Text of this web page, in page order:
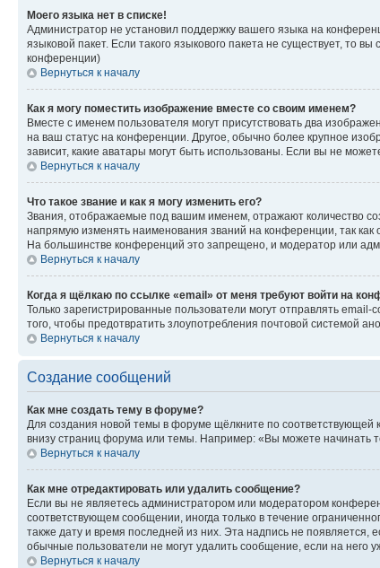
Моего языка нет в списке!
Администратор не установил поддержку вашего языка на
языковой пакет. Если такого языкового пакета не существует, то
конференции)
Вернуться к началу
Как я могу поместить изображение вместе со своим именем?
Вместе с именем пользователя могут присутствовать два
на ваш статус на конференции. Другое, обычно более крупное
зависит, какие аватары могут быть использованы. Если вы не
Вернуться к началу
Что такое звание и как я могу изменить его?
Звания, отображаемые под вашим именем, отражают количество
напрямую изменять наименования званий на конференции, так
На большинстве конференций это запрещено, и модератор или
Вернуться к началу
Когда я щёлкаю по ссылке «email» от меня требуют войти на
Только зарегистрированные пользователи могут отправлять
того, чтобы предотвратить злоупотребления почтовой системой
Вернуться к началу
Создание сообщений
Как мне создать тему в форуме?
Для создания новой темы в форуме щёлкните по соответствующей
внизу страниц форума или темы. Например: «Вы можете начинать
Вернуться к началу
Как мне отредактировать или удалить сообщение?
Если вы не являетесь администратором или модератором
соответствующем сообщении, иногда только в течение
также дату и время последней из них. Эта надпись не
обычные пользователи не могут удалить сообщение, если на него
Вернуться к началу